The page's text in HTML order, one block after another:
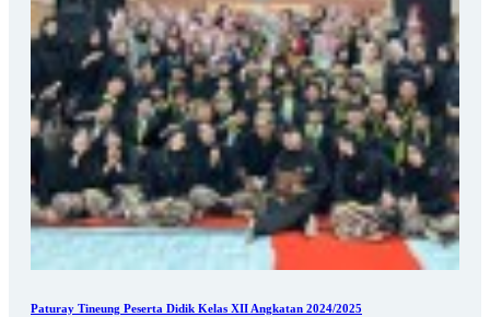
Paturay Tineung Peserta Didik Kelas XII Angkatan 2024/2025